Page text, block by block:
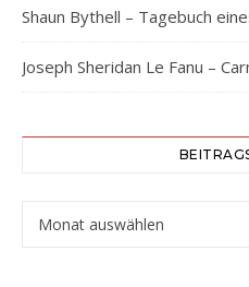
Shaun Bythell – Tagebuch
Joseph Sheridan Le Fanu –